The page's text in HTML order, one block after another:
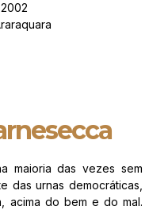
maioria das vezes sem
das urnas democráticas,
acima do bem e do mal.